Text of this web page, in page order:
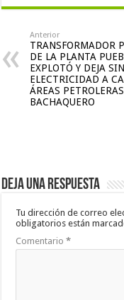
Anterior
TRANSFORMADOR
DE LA PLANTA
EXPLOTÓ Y DEJA SIN
ELECTRICIDAD A
ÁREAS
BACHAQUERO
Deja una respuesta
Tu dirección de correo
obligatorios están
Comentario*